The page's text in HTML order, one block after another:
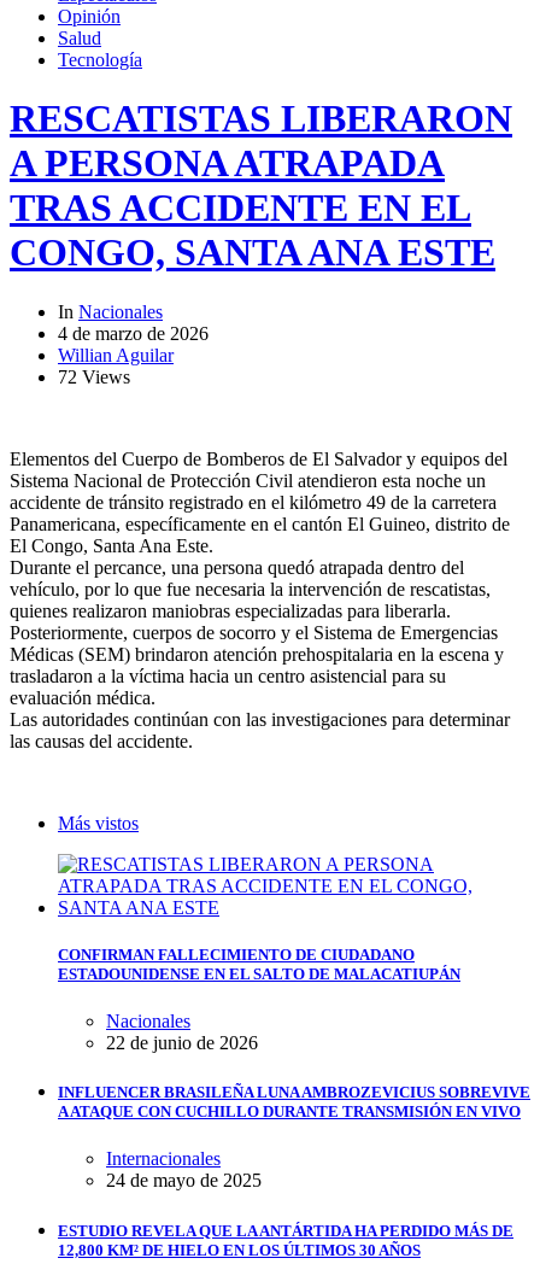
Opinión
Salud
Tecnología
RESCATISTAS LIBERARON
A PERSONA ATRAPADA
TRAS ACCIDENTE EN EL
CONGO, SANTA ANA ESTE
In Nacionales
4 de marzo de 2026
Willian Aguilar
72 Views
Elementos del Cuerpo de Bomberos de El Salvador y equipos del
Sistema Nacional de Protección Civil atendieron esta noche un
accidente de tránsito registrado en el kilómetro 49 de la carretera
Panamericana, específicamente en el cantón El Guineo, distrito de
El Congo, Santa Ana Este.
Durante el percance, una persona quedó atrapada dentro del
vehículo, por lo que fue necesaria la intervención de rescatistas,
quienes realizaron maniobras especializadas para liberarla.
Posteriormente, cuerpos de socorro y el Sistema de Emergencias
Médicas (SEM) brindaron atención prehospitalaria en la escena y
trasladaron a la víctima hacia un centro asistencial para su
evaluación médica.
Las autoridades continúan con las investigaciones para determinar
las causas del accidente.
Más vistos
CONFIRMAN FALLECIMIENTO DE CIUDADANO
ESTADOUNIDENSE EN EL SALTO DE MALACATIUPÁN
Nacionales
22 de junio de 2026
INFLUENCER BRASILEÑA LUNA AMBROZEVICIUS SOBREVIVE
A ATAQUE CON CUCHILLO DURANTE TRANSMISIÓN EN VIVO
Internacionales
24 de mayo de 2025
ESTUDIO REVELA QUE LA ANTÁRTIDA HA PERDIDO MÁS DE
12,800 KM² DE HIELO EN LOS ÚLTIMOS 30 AÑOS